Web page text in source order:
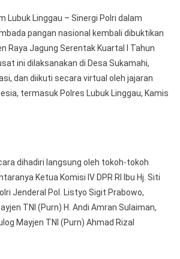
Jagung
Lubuk Linggau – Sinergi Polri dalam
pangan nasional kembali dibuktikan
Raya Jagung Serentak Kuartal I Tahun
ini dilaksanakan di Desa Sukamahi,
dan diikuti secara virtual oleh jajaran
termasuk Polres Lubuk Linggau, Kamis
dihadiri langsung oleh tokoh-tokoh
Ketua Komisi IV DPR RI Ibu Hj. Siti
Jenderal Pol. Listyo Sigit Prabowo,
TNI (Purn) H. Andi Amran Sulaiman,
Mayjen TNI (Purn) Ahmad Rizal